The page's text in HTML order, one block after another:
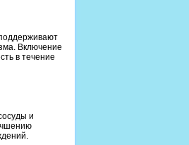
Включение
в течение
и